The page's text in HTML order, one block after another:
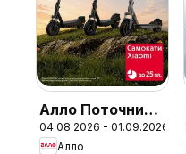
Алло Поточний
каталог
04.08.2026 - 01.09.2026
Алло